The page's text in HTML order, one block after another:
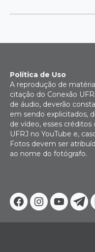
Facebook
Instagram
Política de Uso
A reprodução de
citação do Conexão
de áudio, deverão
em sendo explicitados,
de vídeo, esses
UFRJ no YouTube e,
Fotos devem ser
ao nome do fotógrafo.